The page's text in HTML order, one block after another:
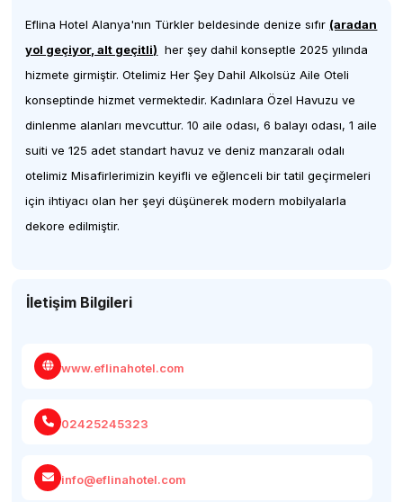
Eflina Hotel Alanya'nın Türkler beldesinde denize sıfır (aradan
yol geçiyor, alt geçitli) her şey dahil konseptle 2025 yılında
hizmete girmiştir. Otelimiz Her Şey Dahil Alkolsüz Aile Oteli
konseptinde hizmet vermektedir. Kadınlara Özel Havuzu ve
dinlenme alanları mevcuttur. 10 aile odası, 6 balayı odası, 1 aile
suiti ve 125 adet standart havuz ve deniz manzaralı odalı
otelimiz Misafirlerimizin keyifli ve eğlenceli bir tatil geçirmeleri
için ihtiyacı olan her şeyi düşünerek modern mobilyalarla
dekore edilmiştir.
İletişim Bilgileri
www.eflinahotel.com
02425245323
info@eflinahotel.com